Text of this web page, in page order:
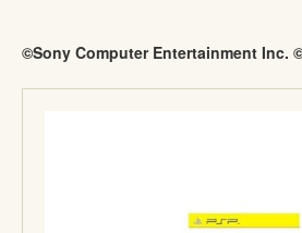
©Sony Computer Entertainment Inc.